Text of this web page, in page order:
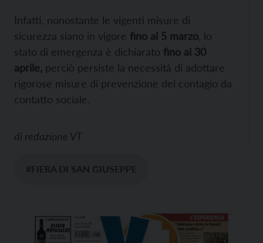
Infatti, nonostante le vigenti misure di
sicurezza siano in vigore fino al 5 marzo , lo
stato di emergenza è dichiarato fino al 30
aprile, perciò persiste la necessità di adottare
rigorose misure di prevenzione del contagio da
contatto sociale.
di redazione VT
#FIERA DI SAN GIUSEPPE